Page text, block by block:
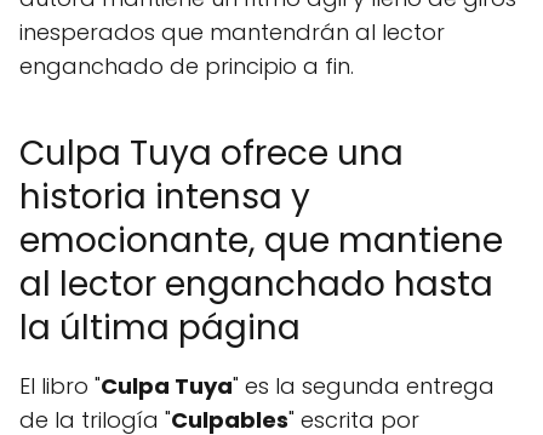
inesperados que mantendrán al lector
enganchado de principio a fin.
Culpa Tuya ofrece una
historia intensa y
emocionante, que mantiene
al lector enganchado hasta
la última página
El libro "Culpa Tuya" es la segunda entrega
de la trilogía "Culpables" escrita por